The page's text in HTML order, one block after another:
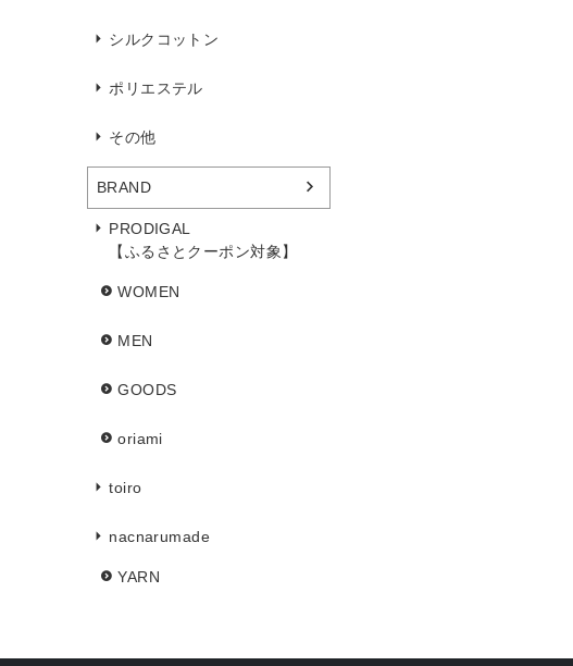
シルクコットン
ポリエステル
その他
BRAND
PRODIGAL
【ふるさとクーポン対象】
WOMEN
MEN
GOODS
oriami
toiro
nacnarumade
YARN